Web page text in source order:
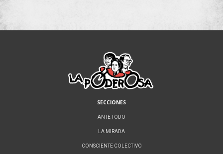
SECCIONES
ANTE TODO
LA MIRADA
CONSCIENTE COLECTIVO